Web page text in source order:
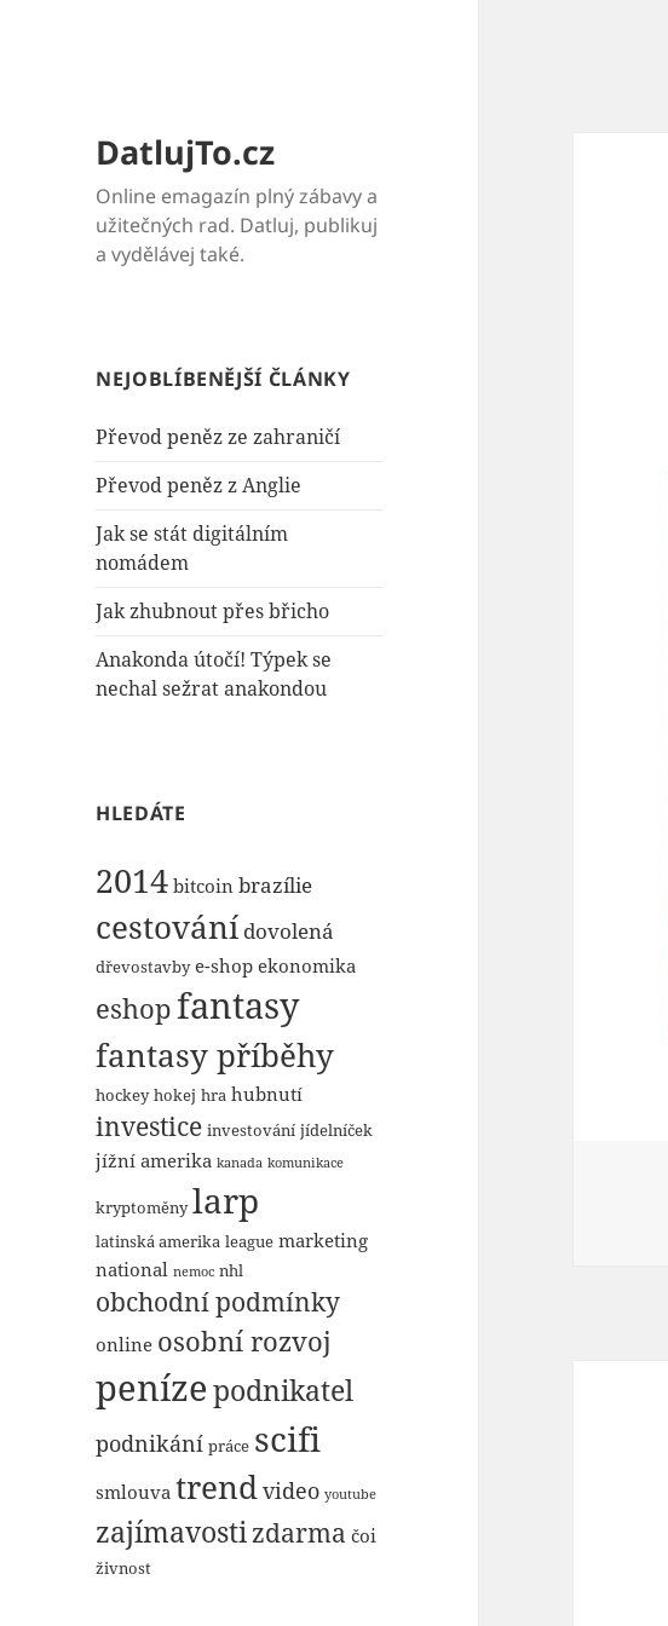
DatlujTo.cz
Online emagazín plný zábavy a
užitečných rad. Datluj, publikuj
a vydělávej také.
NEJOBLÍBENĚJŠÍ ČLÁNKY
Převod peněz ze zahraničí
Převod peněz z Anglie
Jak se stát digitálním
nomádem
Jak zhubnout přes břicho
Anakonda útočí! Týpek se
nechal sežrat anakondou
HLEDÁTE
2014 bitcoin brazílie
cestování dovolená
dřevostavby e-shop ekonomika
eshopfantasy
fantasy příběhy
hockey hokej hra hubnutí
investice investování jídelníček
jížní amerika kanada komunikace
kryptoměny larp
latinská amerika league marketing
national nemoc nhl
obchodní podmínky
online osobní rozvoj
penízepodnikatel
podnikání práce scifi
smlouva trendvideo youtube
zajímavostizdarma čoi
živnost